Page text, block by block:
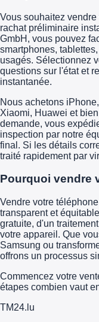
Vous souhaitez
rachat préliminaire
GmbH, vous pouvez
smartphones,
usagés. Sélectionnez
questions sur l'état et
instantanée.
Nous achetons
Xiaomi, Huawei et
demande, vous
inspection par notre
final. Si les détails
traité rapidement par
Pourquoi vendre
Vendre votre
transparent et
gratuite, d'un
votre appareil. Que
Samsung ou
offrons un processus
Commencez votre
étapes combien vaut
TM24.lu